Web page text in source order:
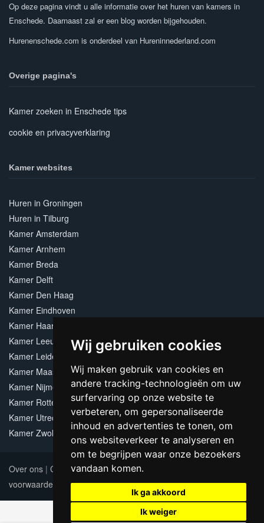
Wij gebruiken cookies
Wij maken gebruik van cookies en
andere tracking-technologieën om uw
surfervaring op onze website te
verbeteren, om gepersonaliseerde
inhoud en advertenties te tonen, om
ons websiteverkeer te analyseren en
om te begrijpen waar onze bezoekers
vandaan komen.
Ik ga akkoord
Ik weiger
Op deze pagina vindt u alle informatie over het huren van kamers in
Enschede. Daarnaast zal er een blog worden bijgehouden.
Hurenenschede.com is onderdeel van Hureninnederland.com
Overige pagina's
Kamer zoeken in Enschede tips
cookie en privacyverklaring
Kamer websites
Huren in Groningen
Huren in Tilburg
Kamer Amsterdam
Kamer Arnhem
Kamer Breda
Kamer Delft
Kamer Den Haag
Kamer Eindhoven
Kamer Haarlem
Kamer Leeuwarden
Kamer Leiden
Kamer Maastricht
Kamer Nijmegen
Kamer Rotterdam
Kamer Utrecht
Kamer Zwolle
Over ons | Contact|Adverteren|Sitemap
voorwaarden
Update cookies preferences